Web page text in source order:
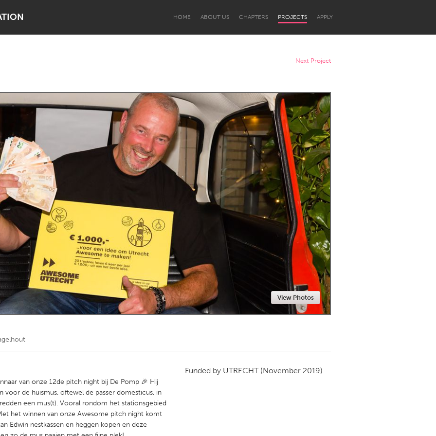
HOME ABOUT US CHAPTERS PROJECTS APPLY
Lower Hunter
Newcastle
Kitchener-Waterloo New Glasgow
Newmarket
Toronto
Next Project
View Photos
van onze 12de pitch night bij De Pomp 🎉 Hij
de huismus, oftewel de passer domesticus, in
een mus(t). Vooral rondom het stationsgebied
het winnen van onze Awesome pitch night komt
Edwin nestkassen en heggen kopen en deze
Funded by UTRECHT (November 2019)